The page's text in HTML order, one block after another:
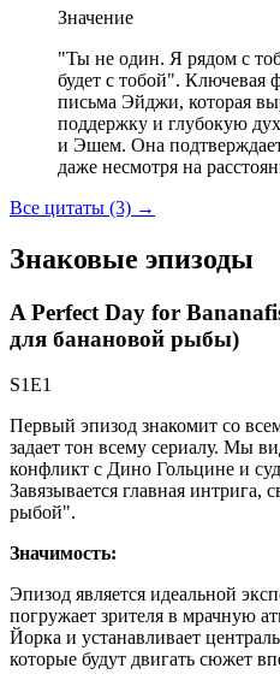
Значение
"Ты не один. Я рядом с
будет с тобой". Ключевая
письма Эйджи, которая
поддержку и глубокую
и Эшем. Она
даже несмотря на
Все цитаты (3) →
Знаковые эпизоды
A Perfect Day for
для банановой рыбы)
S1E1
Первый эпизод знакомит со
задает тон всему сериалу. Мы
конфликт с Дино Гольцине и
Завязывается главная интрига,
рыбой".
Значимость:
Эпизод является идеальной
погружает зрителя в мрачную
Йорка и устанавливает
которые будут двигать сюжет